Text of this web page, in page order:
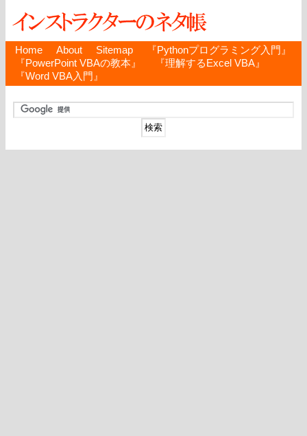
Home About Sitemap
『Pythonプログラミング入門』
『PowerPoint VBAの教本』
『理解するExcel VBA』
『Word VBA入門』